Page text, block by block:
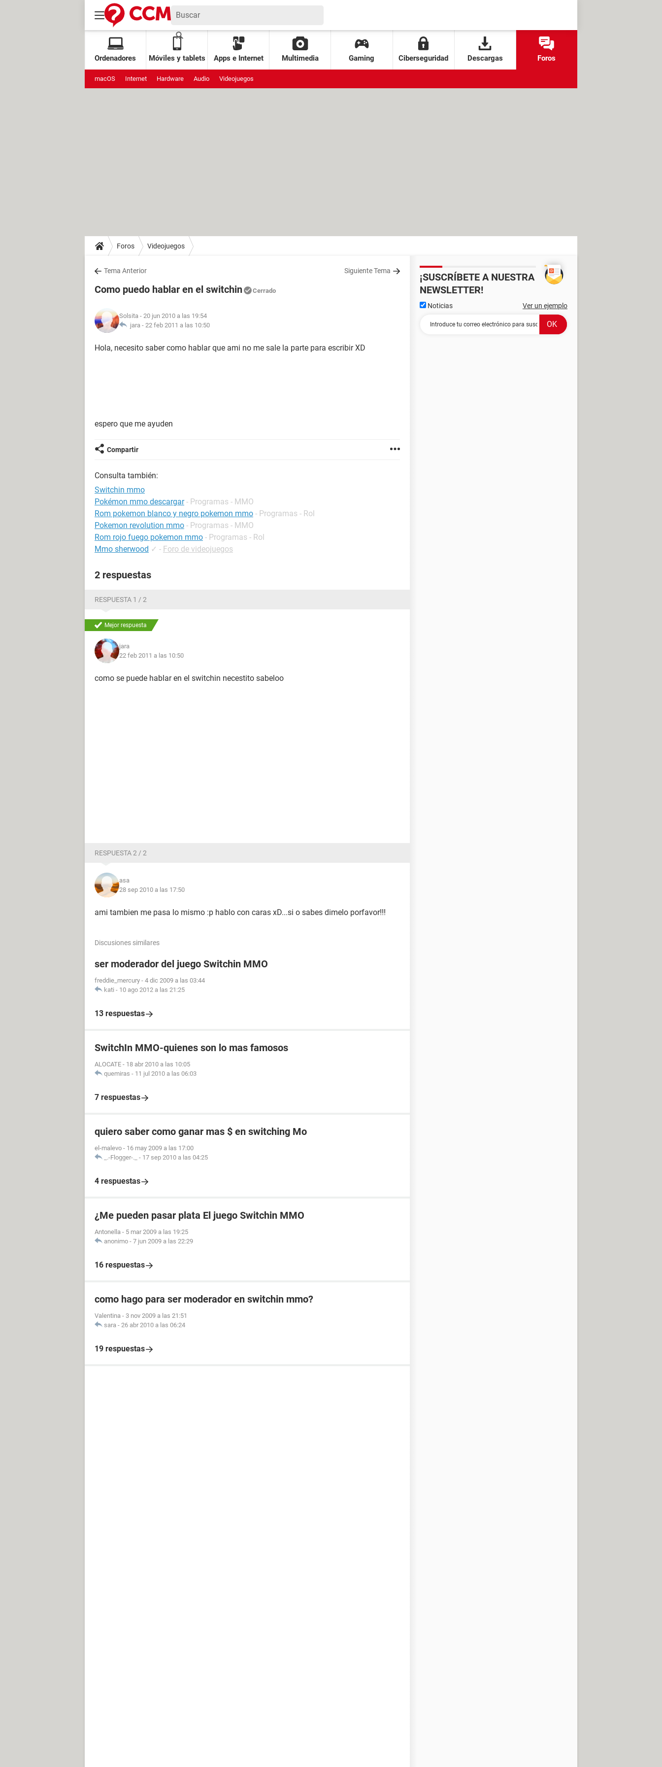
Ordenadores Móviles y tablets Apps e Internet Multimedia Gaming Ciberseguridad Descargas Foros
macOS Internet Hardware Audio Videojuegos
Foros Videojuegos
Tema Anterior Siguiente Tema
Como puedo hablar en el switchin Cerrado
Solsita - 20 jun 2010 a las 19:54
jara - 22 feb 2011 a las 10:50
Hola, necesito saber como hablar que ami no me sale la parte para escribir XD
espero que me ayuden
Compartir
Consulta también:
Switchin mmo
Pokémon mmo descargar - Programas - MMO
Rom pokemon blanco y negro pokemon mmo - Programas - Rol
Pokemon revolution mmo - Programas - MMO
Rom rojo fuego pokemon mmo - Programas - Rol
Mmo sherwood ✓ - Foro de videojuegos
2 respuestas
RESPUESTA 1 / 2
Mejor respuesta
jara
22 feb 2011 a las 10:50
como se puede hablar en el switchin necestito sabeloo
RESPUESTA 2 / 2
asa
28 sep 2010 a las 17:50
ami tambien me pasa lo mismo :p hablo con caras xD...si o sabes dimelo porfavor!!!
Discusiones similares
ser moderador del juego Switchin MMO
freddie_mercury - 4 dic 2009 a las 03:44
kati - 10 ago 2012 a las 21:25
13 respuestas
SwitchIn MMO-quienes son lo mas famosos
ALOCATE - 18 abr 2010 a las 10:05
quemiras - 11 jul 2010 a las 06:03
7 respuestas
quiero saber como ganar mas $ en switching Mo
el-malevo - 16 may 2009 a las 17:00
_.-Flogger-._ - 17 sep 2010 a las 04:25
4 respuestas
¿Me pueden pasar plata El juego Switchin MMO
Antonella - 5 mar 2009 a las 19:25
anonimo - 7 jun 2009 a las 22:29
16 respuestas
como hago para ser moderador en switchin mmo?
Valentina - 3 nov 2009 a las 21:51
sara - 26 abr 2010 a las 06:24
19 respuestas
¡SUSCRÍBETE A NUESTRA
NEWSLETTER!
Noticias Ver un ejemplo